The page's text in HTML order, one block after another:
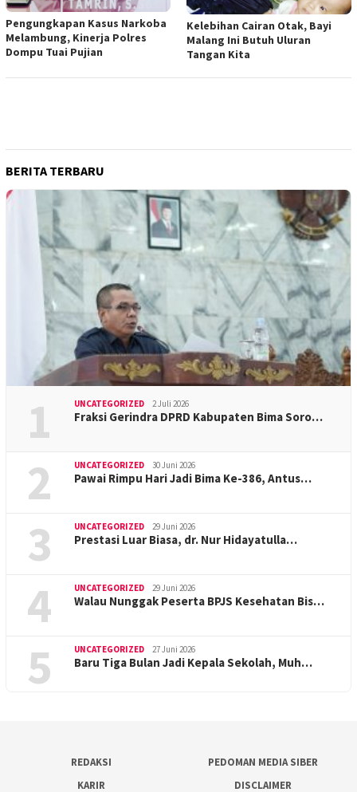
Pengungkapan Kasus Narkoba
Melambung, Kinerja Polres
Dompu Tuai Pujian
Kelebihan Cairan Otak, Bayi
Malang Ini Butuh Uluran
Tangan Kita
BERITA TERBARU
1 UNCATEGORIZED 2 Juli 2026
Fraksi Gerindra DPRD Kabupaten Bima Soro…
2 UNCATEGORIZED 30 Juni 2026
Pawai Rimpu Hari Jadi Bima Ke-386, Antus…
3 UNCATEGORIZED 29 Juni 2026
Prestasi Luar Biasa, dr. Nur Hidayatulla…
4 UNCATEGORIZED 29 Juni 2026
Walau Nunggak Peserta BPJS Kesehatan Bis…
5 UNCATEGORIZED 27 Juni 2026
Baru Tiga Bulan Jadi Kepala Sekolah, Muh…
REDAKSI
PEDOMAN MEDIA SIBER
KARIR
DISCLAIMER